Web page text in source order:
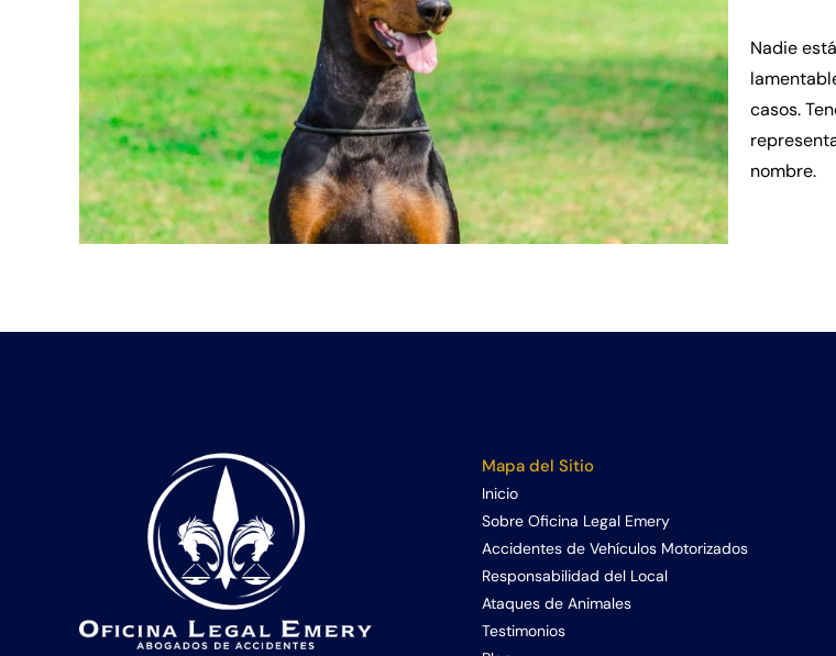
Nadie
casos.
nombre.
Mapa del Sitio
Inicio
Sobre Oficina Legal Emery
Accidentes de Vehículos Motorizados
Responsabilidad del Local
Ataques de Animales
Testimonios